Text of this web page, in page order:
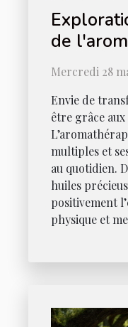
de
bien-être
Mercredi 28
Envie de
être grâce
multiples et
au quotidien.
huiles
positivement
physique et